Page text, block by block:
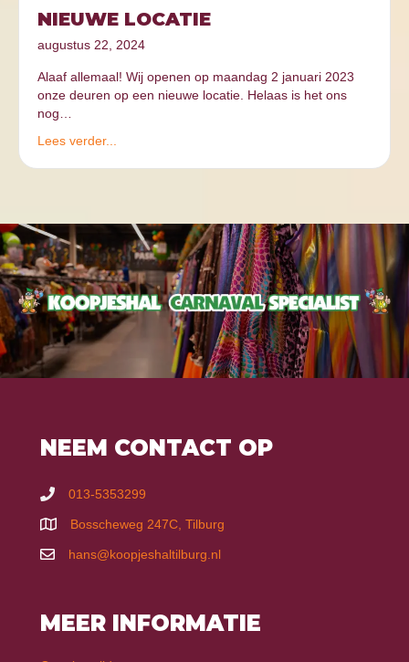
NIEUWE LOCATIE
augustus 22, 2024
Alaaf allemaal! Wij openen op maandag 2 januari 2023
onze deuren op een nieuwe locatie. Helaas is het ons
nog…
Lees verder...
NEEM CONTACT OP
013-5353299
Bosscheweg 247C, Tilburg
hans@koopjeshaltilburg.nl
MEER INFORMATIE